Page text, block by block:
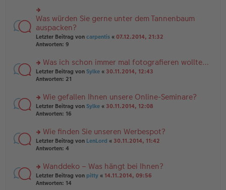
tr
a
g
e
n
er
B
ei
tr
g
u
n
g
el
es
e
er
B
ei
tr
g
rs
te
r
u
n
el
es
e
B
ei
tr
g
Was würden Sie gerne unter dem Tannenbaum
auspacken?
Letzter Beitrag von carpentis « 07.12.2014, 21:32
Antworten: 9
rs
te
n
g
el
e
n
er
tr
a
g
Was ich schon immer mal fotografieren wollte…
Letzter Beitrag von Sylke « 30.11.2014, 12:43
Antworten: 21
rs
te
n
g
el
e
n
er
Wie gefallen Ihnen unsere Online-Seminare?
Letzter Beitrag von Sylke « 30.11.2014, 12:08
Antworten: 16
rs
te
n
g
el
Wie finden Sie unseren Werbespot?
Letzter Beitrag von LenLord « 30.11.2014, 11:42
Antworten: 4
rs
te
Wanddeko – Was hängt bei Ihnen?
Letzter Beitrag von pitty « 14.11.2014, 09:56
Antworten: 14